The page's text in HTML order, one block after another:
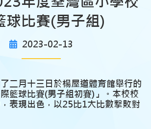
球比賽(男子組)
2023-02-13
二月十三日於楊屋道體育館舉行的
際籃球比賽(男子組初賽)」。本校校
表現出色，以25比1大比數撃敗對